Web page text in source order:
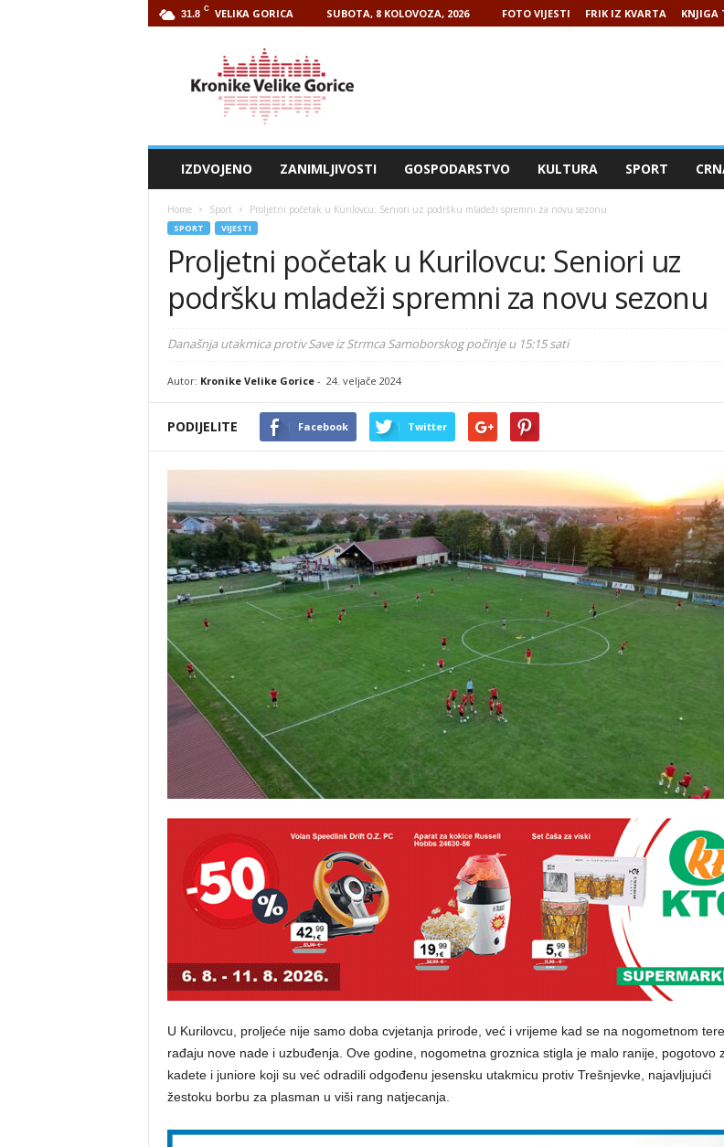
31.8 C VELIKA GORICA SUBOTA, 8 KOLOVOZA, 2026 FOTO VIJESTI FRIK IZ KVARTA KNJIGA
IZDVOJENO ZANIMLJIVOSTI GOSPODARSTVO KULTURA SPORT
Home Sport Proljetni početak u Kurilovcu: Seniori uz podršku mladeži spremni za novu sezonu
SPORT VIJESTI
Proljetni početak u Kurilovcu: Seniori uz
podršku mladeži spremni za novu sezonu
Današnja utakmica protiv Save iz Strmca Samoborskog počinje u 15:15 sati
Autor: Kronike Velike Gorice- 24. veljače 2024
PODIJELITE Facebook Twitter
U Kurilovcu, proljeće nije samo doba cvjetanja prirode, već i vrijeme kad se na nogometnom
rađaju nove nade i uzbuđenja. Ove godine, nogometna groznica stigla je malo ranije, pogotovo
kadete i juniore koji su već odradili odgođenu jesensku utakmicu protiv Trešnjevke, najavljujući
žestoku borbu za plasman u viši rang natjecanja.